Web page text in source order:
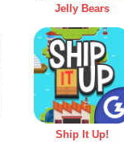
Jelly Bears
Ship It Up!